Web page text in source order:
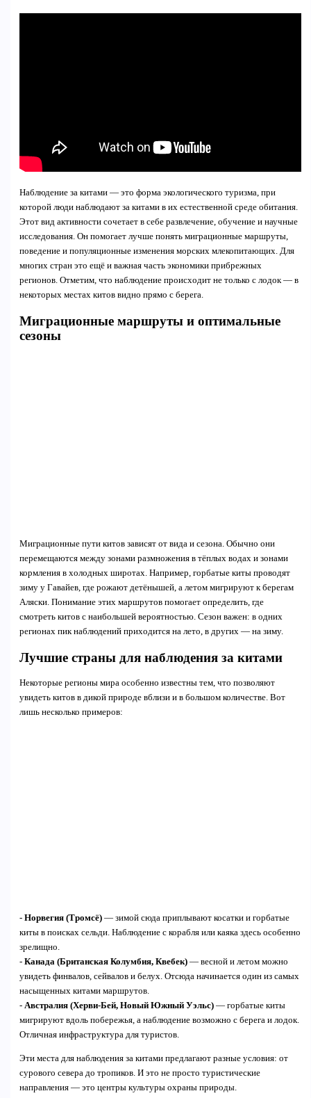
Наблюдение за китами — это форма экологического туризма, при
которой люди наблюдают за китами в их естественной среде обитания.
Этот вид активности сочетает в себе развлечение, обучение и научные
исследования. Он помогает лучше понять миграционные маршруты,
поведение и популяционные изменения морских млекопитающих. Для
многих стран это ещё и важная часть экономики прибрежных
регионов. Отметим, что наблюдение происходит не только с лодок — в
некоторых местах китов видно прямо с берега.
Миграционные маршруты и оптимальные
сезоны
Миграционные пути китов зависят от вида и сезона. Обычно они
перемещаются между зонами размножения в тёплых водах и зонами
кормления в холодных широтах. Например, горбатые киты проводят
зиму у Гавайев, где рожают детёнышей, а летом мигрируют к берегам
Аляски. Понимание этих маршрутов помогает определить, где
смотреть китов с наибольшей вероятностью. Сезон важен: в одних
регионах пик наблюдений приходится на лето, в других — на зиму.
Лучшие страны для наблюдения за китами
Некоторые регионы мира особенно известны тем, что позволяют
увидеть китов в дикой природе вблизи и в большом количестве. Вот
лишь несколько примеров:
- Норвегия (Тромсё)— зимой сюда приплывают косатки и горбатые
киты в поисках сельди. Наблюдение с корабля или каяка здесь особенно
зрелищно.
- Канада (Британская Колумбия, Квебек)— весной и летом можно
увидеть финвалов, сейвалов и белух. Отсюда начинается один из самых
насыщенных китами маршрутов.
- Австралия (Херви-Бей, Новый Южный Уэльс)— горбатые киты
мигрируют вдоль побережья, а наблюдение возможно с берега и лодок.
Отличная инфраструктура для туристов.
Эти места для наблюдения за китами предлагают разные условия: от
сурового севера до тропиков. И это не просто туристические
направления — это центры культуры охраны природы.